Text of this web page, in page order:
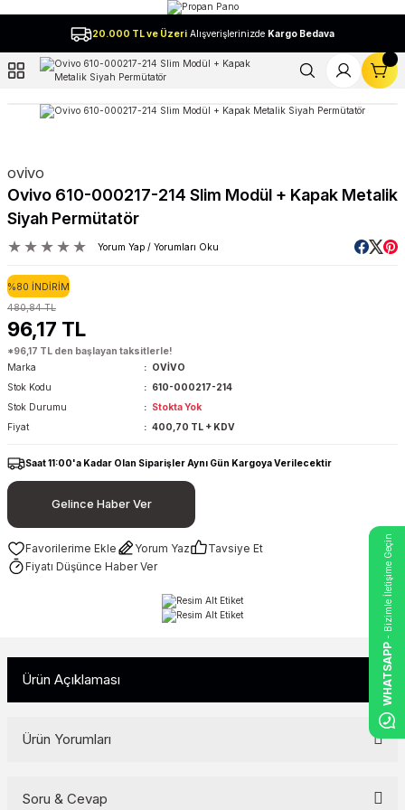
20.000 TL ve Üzeri Alışverişlerinizde Kargo Bedava
OVİVO
Ovivo 610-000217-214 Slim Modül + Kapak Metalik
Siyah Permütatör
Yorum Yap / Yorumları Oku
%80 İNDİRİM
480,84 TL
96,17 TL
*96,17 TL den başlayan taksitlerle!
Marka
OVİVO
Stok Kodu
610-000217-214
Stok Durumu
Stokta Yok
Fiyat
400,70 TL + KDV
Saat 11:00'a Kadar Olan Siparişler Aynı Gün Kargoya Verilecektir
Gelince Haber Ver
Yorum Yaz
Tavsiye Et
Fiyatı Düşünce Haber Ver
Ürün Açıklaması
Ürün Yorumları
Soru & Cevap
WHATSAPP
- Bizimle İletişime Geçin